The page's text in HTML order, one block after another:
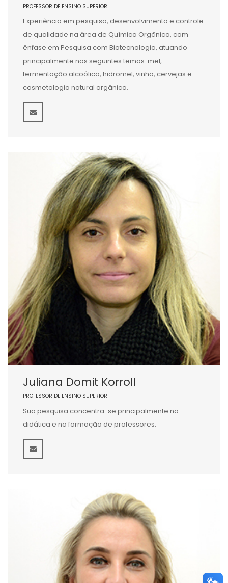
PROFESSOR DE ENSINO SUPERIOR
Experiência em pesquisa, desenvolvimento e controle
de qualidade na área de Química Orgânica, com
ênfase em Pesquisa com Biotecnologia, atuando
principalmente nos seguintes temas: mel,
fermentação alcoólica, hidromel, vinho, cervejas e
cosmetologia natural orgânica.
Juliana Domit Korroll
PROFESSOR DE ENSINO SUPERIOR
Sua pesquisa concentra-se principalmente na
didática e na formação de professores.